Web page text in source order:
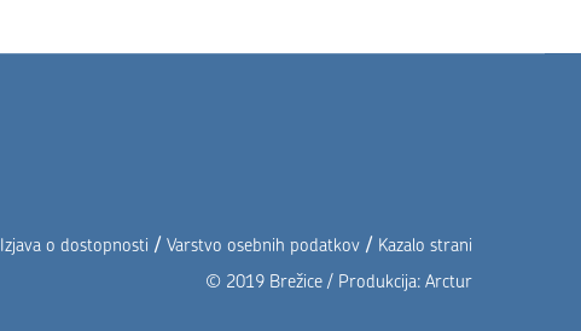
Izjava o dostopnosti / Varstvo osebnih podatkov / Kazalo strani
© 2019 Brežice / Produkcija:Arctur